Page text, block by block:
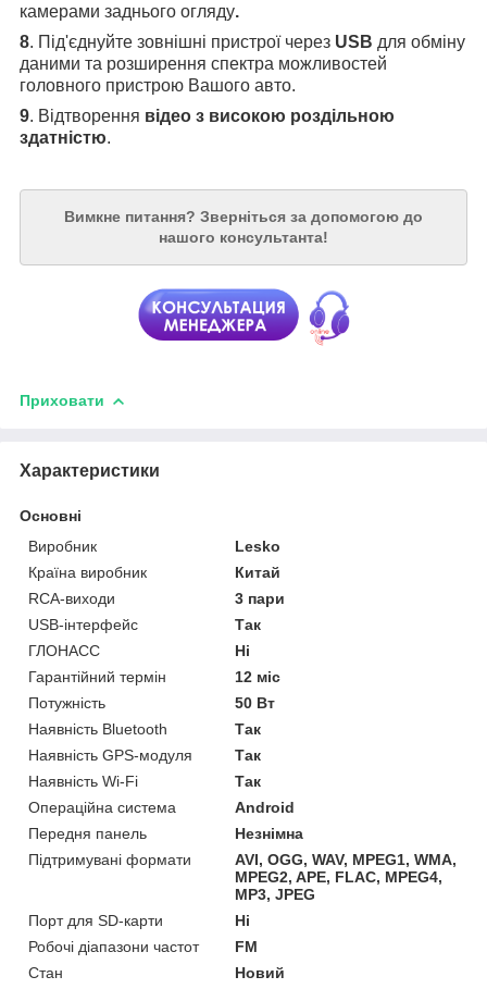
камерами заднього огляду.
8. Під'єднуйте зовнішні пристрої через USB для обміну
даними та розширення спектра можливостей
головного пристрою Вашого авто.
9. Відтворення відео з високою роздільною
здатністю.
Вимкне питання? Зверніться за допомогою до
нашого консультанта!
Приховати
Характеристики
Основні
Виробник
Lesko
Країна виробник
Китай
RCA-виходи
3 пари
USB-інтерфейс
Так
ГЛОНАСС
Ні
Гарантійний термін
12 міс
Потужність
50 Вт
Наявність Bluetooth
Так
Наявність GPS-модуля
Так
Наявність Wi-Fi
Так
Операційна система
Android
Передня панель
Незнімна
Підтримувані формати
AVI, OGG, WAV, MPEG1, WMA,
MPEG2, APE, FLAC, MPEG4,
MP3, JPEG
Порт для SD-карти
Ні
Робочі діапазони частот
FM
Стан
Новий